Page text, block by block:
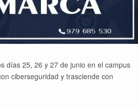
días 25, 26 y 27 de junio en el campus
ciberseguridad y trasciende con